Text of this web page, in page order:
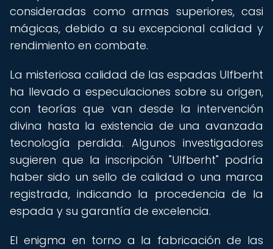
consideradas como armas superiores, casi
mágicas, debido a su excepcional calidad y
rendimiento en combate.
La misteriosa calidad de las espadas Ulfberht
ha llevado a especulaciones sobre su origen,
con teorías que van desde la intervención
divina hasta la existencia de una avanzada
tecnología perdida. Algunos investigadores
sugieren que la inscripción "Ulfberht" podría
haber sido un sello de calidad o una marca
registrada, indicando la procedencia de la
espada y su garantía de excelencia.
El enigma en torno a la fabricación de las